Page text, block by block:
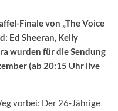
Finale von „The Voice
Ed Sheeran, Kelly
wurden für die Sendung
(ab 20:15 Uhr live
vorbei: Der 26-Jährige